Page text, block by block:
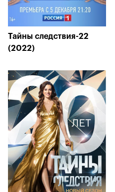
Тайны следствия-22
(2022)